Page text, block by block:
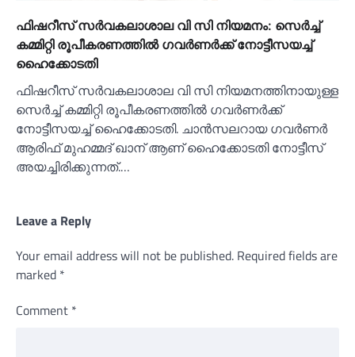
ഫിഷറീസ് സര്‍വകലാശാല വി സി നിയമനം: സെര്‍ച്ച്‌
കമ്മിറ്റി രൂപീകരണത്തില്‍ ഗവര്‍ണര്‍ക്ക് നോട്ടീസയച്ച്‌
ഹൈക്കോടതി
ഫിഷറീസ് സർവകലാശാല വി സി നിയമനത്തിനായുള്ള
സെർച്ച്‌ കമ്മിറ്റി രൂപീകരണത്തില്‍ ഗവർണർക്ക്
നോട്ടീസയച്ച്‌ ഹൈക്കോടതി. ചാൻസലറായ ഗവർണർ
ആരിഫ് മുഹമ്മദ് ഖാന് ആണ് ഹൈക്കോടതി നോട്ടീസ്
അയച്ചിരിക്കുന്നത്.…
Leave a Reply
Your email address will not be published. Required fields are
marked *
Comment *